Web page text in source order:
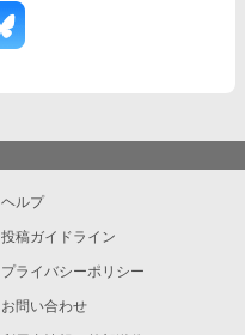
ヘルプ
投稿ガイドライン
プライバシーポリシー
お問い合わせ